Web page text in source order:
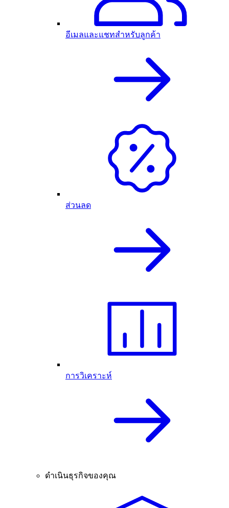
อีเมลและแชทสำหรับลูกค้า
ส่วนลด
การวิเคราะห์
ดำเนินธุรกิจของคุณ